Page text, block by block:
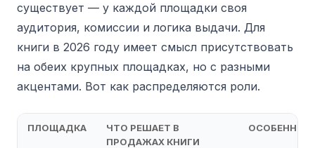
существует — у каждой площадки своя
аудитория, комиссии и логика выдачи. Для
книги в 2026 году имеет смысл присутствовать
на обеих крупных площадках, но с разными
акцентами. Вот как распределяются роли.
ПЛОЩАДКА
ЧТО РЕШАЕТ В
ПРОДАЖАХ КНИГИ